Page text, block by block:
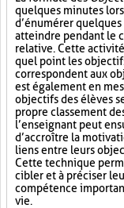
quelques minutes
d’énumérer
atteindre pendant le
relative. Cette
quel point les
correspondent aux
est également en
objectifs des élèves
propre classement
l’enseignant peut
d’accroître la
liens entre leurs
Cette technique
cibler et à préciser
compétence
vie.